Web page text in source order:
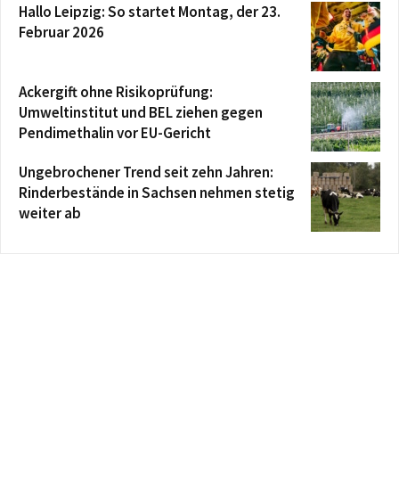
Hallo Leipzig: So startet Montag, der 23.
Februar 2026
Ackergift ohne Risikoprüfung:
Umweltinstitut und BEL ziehen gegen
Pendimethalin vor EU-Gericht
Ungebrochener Trend seit zehn Jahren:
Rinderbestände in Sachsen nehmen stetig
weiter ab